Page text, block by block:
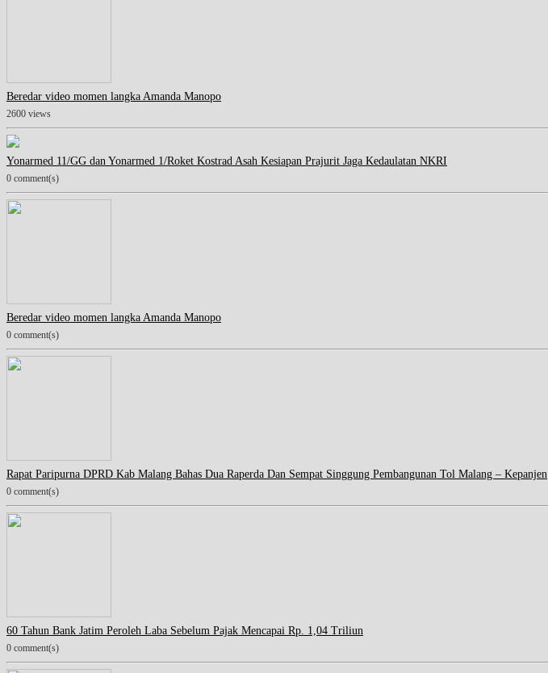
Beredar video momen langka Amanda Manopo
2600 views
Yonarmed 11/GG dan Yonarmed 1/Roket Kostrad Asah Kesiapan Prajurit Jaga Kedaulatan NKRI
0 comment(s)
Beredar video momen langka Amanda Manopo
0 comment(s)
Rapat Paripurna DPRD Kab Malang Bahas Dua Raperda Dan Sempat Singgung Pembangunan Tol Malang – Kepanjen
0 comment(s)
60 Tahun Bank Jatim Peroleh Laba Sebelum Pajak Mencapai Rp. 1,04 Triliun
0 comment(s)